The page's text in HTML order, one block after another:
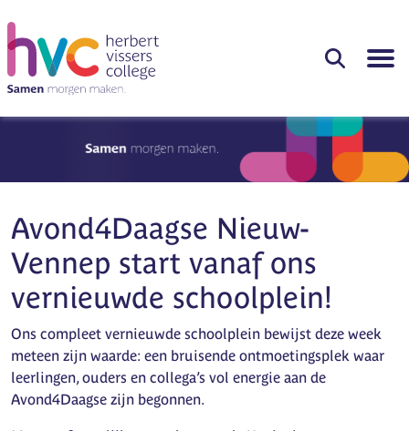
Avond4Daagse Nieuw-
Vennep start vanaf ons
vernieuwde schoolplein!
Ons compleet vernieuwde schoolplein bewijst deze week
meteen zijn waarde: een bruisende ontmoetingsplek waar
leerlingen, ouders en collega’s vol energie aan de
Avond4Daagse zijn begonnen.